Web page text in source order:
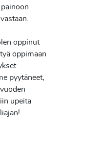
oppinut
oppimaan
pyytäneet,
upeita